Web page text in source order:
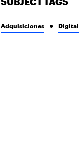
SUBJECT TAGS
Adquisiciones Digital